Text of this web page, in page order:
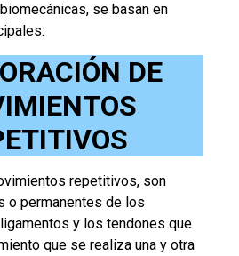
se basan en
DE
repetitivos, son
o permanentes de los
y los tendones que
que se realiza una y otra